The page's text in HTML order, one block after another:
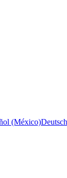
(México)Deutsch